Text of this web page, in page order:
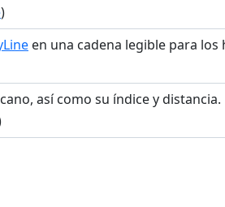
)
en una cadena legible para los
así como su índice y distancia.